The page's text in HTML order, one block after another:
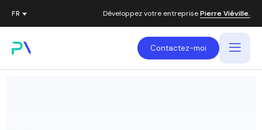
Développez votre entreprisePierre Viéville.
Contactez-moi